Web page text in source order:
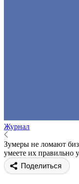
Журнал
Зумеры не ломают
умеете их правильно
Поделиться